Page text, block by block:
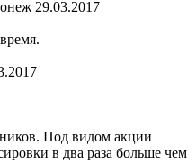
29.03.2017
Под видом акции
в два раза больше чем